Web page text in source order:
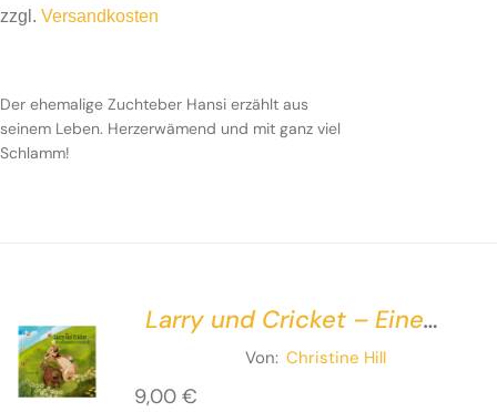
zzgl. Versandkosten
Der ehemalige Zuchteber Hansi erzählt aus
seinem Leben. Herzerwämend und mit ganz viel
Schlamm!
Larry und Cricket – Eine
außergewöhnliche
Freundschaft
Von: Christine Hill
9,00 €